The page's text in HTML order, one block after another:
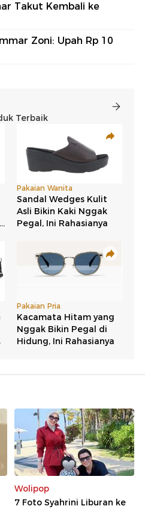
Takut Kembali ke
Zoni: Upah Rp 10
Wolipop
7 Foto Syahrini Liburan ke